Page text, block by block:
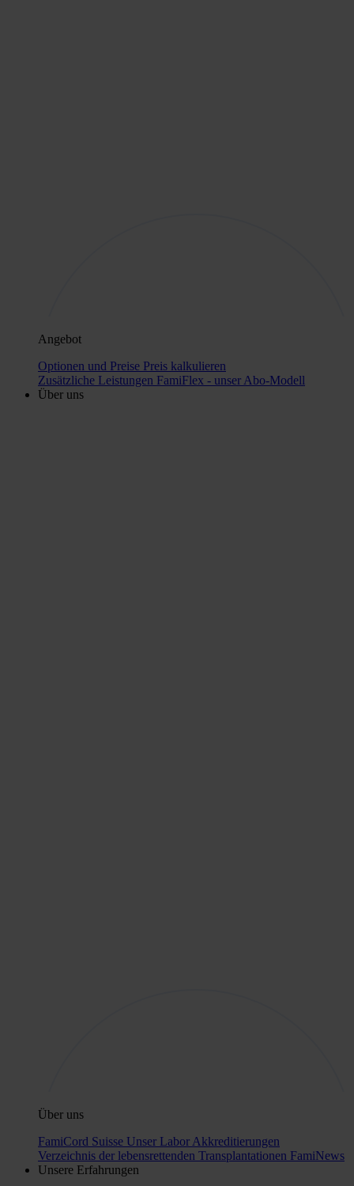
Angebot
Optionen und Preise Preis kalkulieren
Zusätzliche Leistungen FamiFlex - unser Abo-Modell
Über uns
Über uns
FamiCord Suisse Unser Labor Akkreditierungen
Verzeichnis der lebensrettenden Transplantationen FamiNews
Unsere Erfahrungen